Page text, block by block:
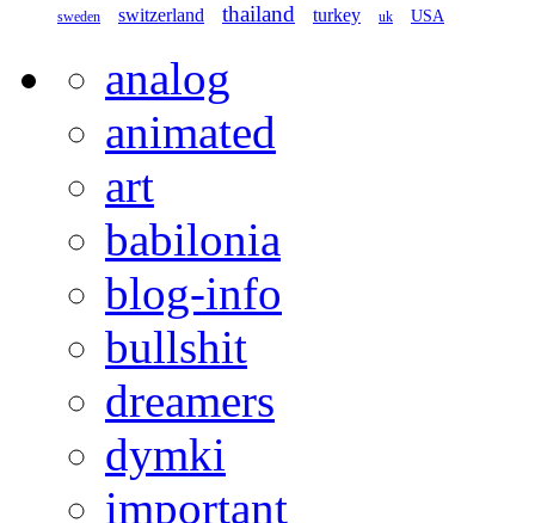
sweden switzerland thailand turkey uk USA
analog
animated
art
babilonia
blog-info
bullshit
dreamers
dymki
important